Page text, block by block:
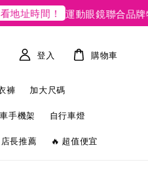
時間！ 運動眼鏡聯合品牌特賣
褲 加大尺碼
手機架 自行車燈
長推薦 🔥 超值便宜
登入 購物車